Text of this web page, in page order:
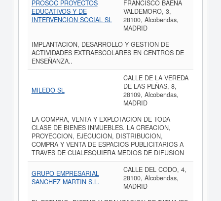
PROSOC PROYECTOS
EDUCATIVOS Y DE
INTERVENCION SOCIAL SL
FRANCISCO BAENA
VALDEMORO, 3,
28100, Alcobendas,
MADRID
IMPLANTACION, DESARROLLO Y GESTION DE
ACTIVIDADES EXTRAESCOLARES EN CENTROS DE
ENSEÑANZA..
MILEDO SL
CALLE DE LA VEREDA
DE LAS PEÑAS, 8,
28109, Alcobendas,
MADRID
LA COMPRA, VENTA Y EXPLOTACION DE TODA
CLASE DE BIENES INMUEBLES. LA CREACION,
PROYECCION, EJECUCION, DISTRIBUCION,
COMPRA Y VENTA DE ESPACIOS PUBLICITARIOS A
TRAVES DE CUALESQUIERA MEDIOS DE DIFUSION
GRUPO EMPRESARIAL
SANCHEZ MARTIN S.L.
CALLE DEL CODO, 4,
28100, Alcobendas,
MADRID